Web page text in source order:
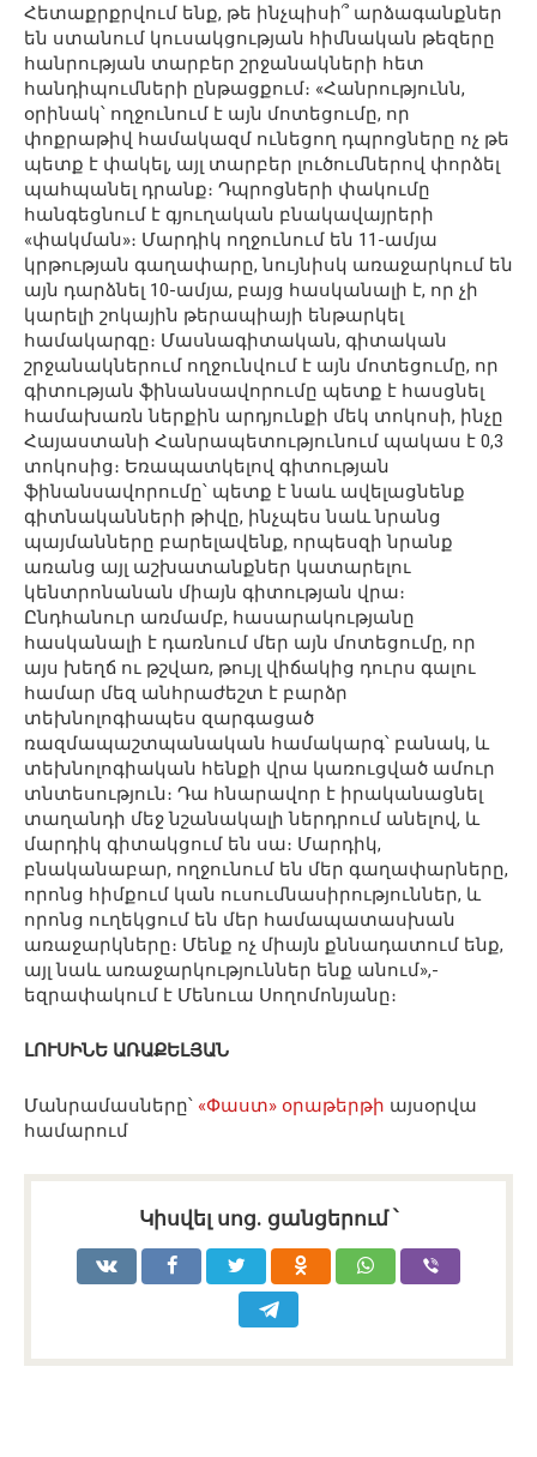
Հետաքրքրվում ենք, թե ինչպիսի՞ արձագանքներ
են ստանում կուսակցության հիմնական թեզերը
հանրության տարբեր շրջանակների հետ
հանդիպումների ընթացքում։ «Հանրությունն,
օրինակ՝ ողջունում է այն մոտեցումը, որ
փոքրաթիվ համակազմ ունեցող դպրոցները ոչ թե
պետք է փակել, այլ տարբեր լուծումներով փորձել
պահպանել դրանք։ Դպրոցների փակումը
հանգեցնում է գյուղական բնակավայրերի
«փակման»։ Մարդիկ ողջունում են 11-ամյա
կրթության գաղափարը, նույնիսկ առաջարկում են
այն դարձնել 10-ամյա, բայց հասկանալի է, որ չի
կարելի շոկային թերապիայի ենթարկել
համակարգը։ Մասնագիտական, գիտական
շրջանակներում ողջունվում է այն մոտեցումը, որ
գիտության ֆինանսավորումը պետք է հասցնել
համախառն ներքին արդյունքի մեկ տոկոսի, ինչը
Հայաստանի Հանրապետությունում պակաս է 0,3
տոկոսից։ Եռապատկելով գիտության
ֆինանսավորումը՝ պետք է նաև ավելացնենք
գիտնականների թիվը, ինչպես նաև նրանց
պայմանները բարելավենք, որպեսզի նրանք
առանց այլ աշխատանքներ կատարելու
կենտրոնանան միայն գիտության վրա։
Ընդհանուր առմամբ, հասարակությանը
հասկանալի է դառնում մեր այն մոտեցումը, որ
այս խեղճ ու թշվառ, թույլ վիճակից դուրս գալու
համար մեզ անհրաժեշտ է բարձր
տեխնոլոգիապես զարգացած
ռազմապաշտպանական համակարգ՝ բանակ, և
տեխնոլոգիական հենքի վրա կառուցված ամուր
տնտեսություն։ Դա հնարավոր է իրականացնել
տաղանդի մեջ նշանակալի ներդրում անելով, և
մարդիկ գիտակցում են սա։ Մարդիկ,
բնականաբար, ողջունում են մեր գաղափարները,
որոնց հիմքում կան ուսումնասիրություններ, և
որոնց ուղեկցում են մեր համապատասխան
առաջարկները։ Մենք ոչ միայն քննադատում ենք,
այլ նաև առաջարկություններ ենք անում»,-
եզրափակում է Մենուա Սողոմոնյանը։
ԼՈՒՍԻՆԵ ԱՌԱՔԵԼՅԱՆ
Մանրամասները՝ «Փաստ» օրաթերթի այսօրվա
համարում
Կիսվել սոց․ ցանցերում ՝